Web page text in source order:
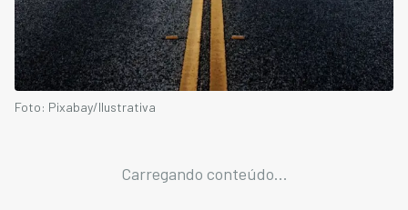
Foto: Pixabay/Ilustrativa
Carregando conteúdo...